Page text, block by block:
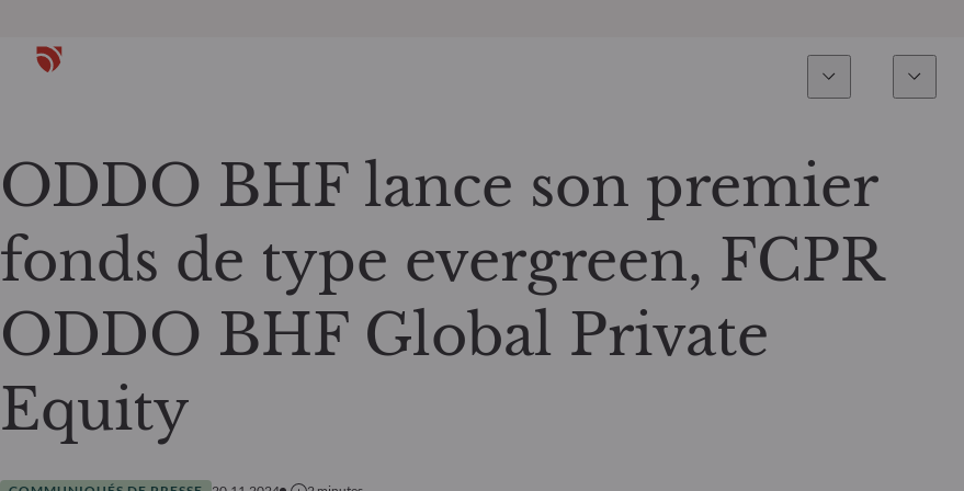
Actions
Obligations
Multi-Actifs
Sélection de fonds
Comment souscrire ?
ODDO BHF lance son premier
fonds de type evergreen, FCPR
ODDO BHF Global Private
Equity